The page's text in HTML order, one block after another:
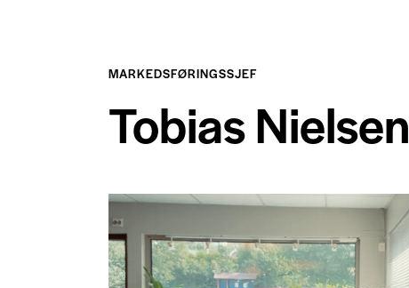
MARKEDSFØRINGSSJEF
Tobias Nielsen